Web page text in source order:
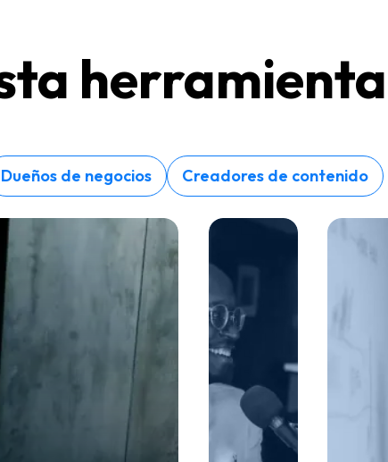
herramienta
Dueños de negocios Creadores de contenido